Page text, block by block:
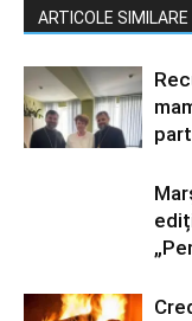
ARTICOLE SIMILARE